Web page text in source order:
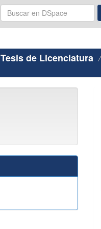
Tesis de Licenciatura